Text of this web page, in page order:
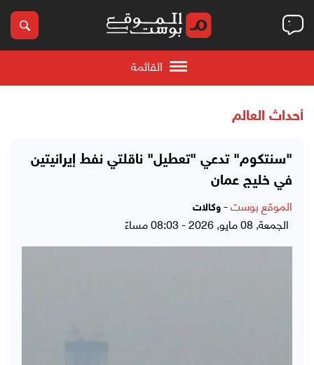
القائمة
أحداث العالم
"سنتكوم" تدعي "تعطيل" ناقلتي نفط إيرانيتين
في خليج عمان
الموقع بوست- وكالات
الجمعة, 08 مايو, 2026 - 08:03 مساءً